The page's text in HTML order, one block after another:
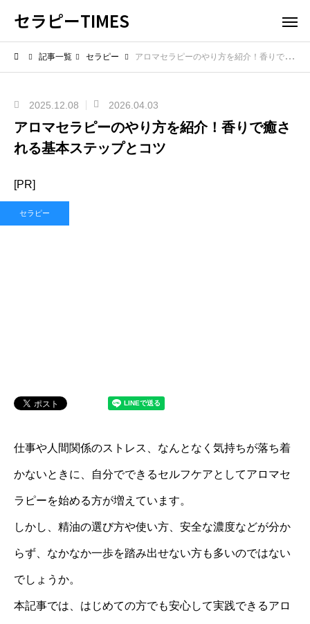
セラピーTIMES
記事一覧 セラピー アロマセラピーのやり方を紹介！香りで癒される基本ステップとコツ
2025.12.08 2026.04.03
アロマセラピーのやり方を紹介！香りで癒さ
れる基本ステップとコツ
[PR]
セラピー
仕事や人間関係のストレス、なんとなく気持ちが落ち着
かないときに、自分でできるセルフケアとしてアロマセ
ラピーを始める方が増えています。
しかし、精油の選び方や使い方、安全な濃度などが分か
らず、なかなか一歩を踏み出せない方も多いのではない
でしょうか。
本記事では、はじめての方でも安心して実践できるアロ